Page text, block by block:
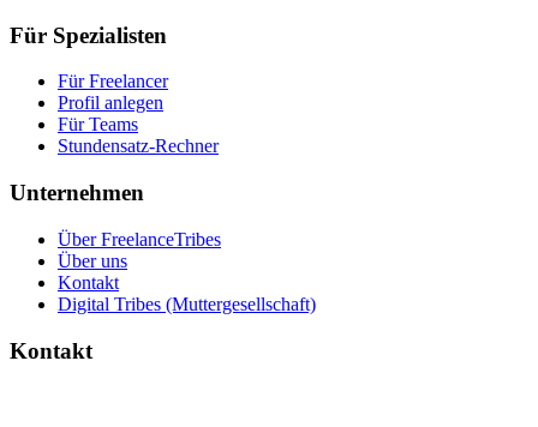
Für Spezialisten
Für Freelancer
Profil anlegen
Für Teams
Stundensatz-Rechner
Unternehmen
Über FreelanceTribes
Über uns
Kontakt
Digital Tribes (Muttergesellschaft)
Kontakt